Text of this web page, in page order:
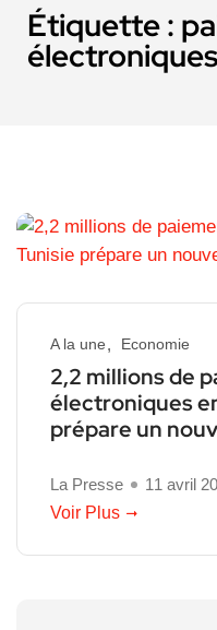
Étiquette :
électroniques
A la une Economie
2,2 millions de
électroniques
prépare un
La Presse
11 avril
Voir Plus